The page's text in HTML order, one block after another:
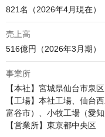
821名（2026年4月現在）
売上高
516億円（2026年3月期）
事業所
【本社】宮城県仙台市泉区
【工場】本社工場、仙台
富谷市）、小牧工場（愛知
【営業所】東京都中央区